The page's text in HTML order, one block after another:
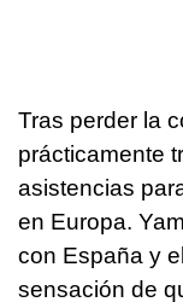
Tras perder la
prácticamente
asistencias
en Europa.
con España y
sensación de